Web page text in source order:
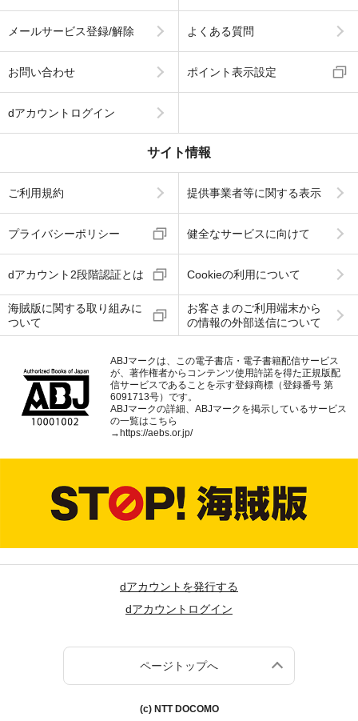
メールサービス登録/解除 よくある質問
お問い合わせ ポイント表示設定
dアカウントログイン
サイト情報
ご利用規約 提供事業者等に関する表示
プライバシーポリシー 健全なサービスに向けて
dアカウント2段階認証とは Cookieの利用について
海賊版に関する取り組みに
ついて
お客さまのご利用端末から
の情報の外部送信について
ABJマークは、この電子書店・電子書籍配信サービス
が、著作権者からコンテンツ使用許諾を得た正規版配
信サービスであることを示す登録商標（登録番号 第
6091713号）です。
ABJマークの詳細、ABJマークを掲示しているサービス
の一覧はこちら
→https://aebs.or.jp/
dアカウントを発行する
dアカウントログイン
ページトップへ
(c) NTT DOCOMO